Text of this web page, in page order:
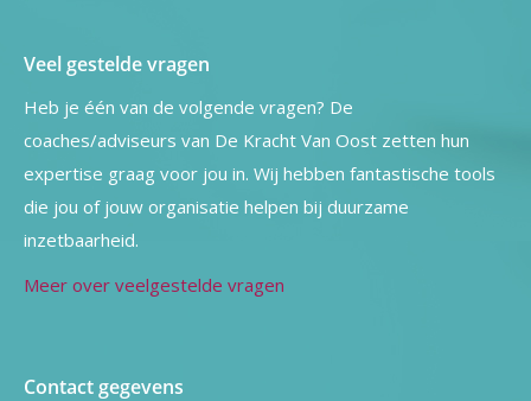
Veel gestelde vragen
Heb je één van de volgende vragen? De
coaches/adviseurs van De Kracht Van Oost zetten hun
expertise graag voor jou in. Wij hebben fantastische tools
die jou of jouw organisatie helpen bij duurzame
inzetbaarheid.
Meer over veelgestelde vragen
Contact gegevens